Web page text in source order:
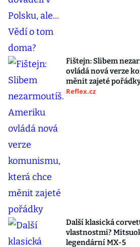
Fištejn: Slibem
ovládá nová verze
měnit zajeté
Reflex.cz
Další klasická
vlastnostmi?
legendární MX-5